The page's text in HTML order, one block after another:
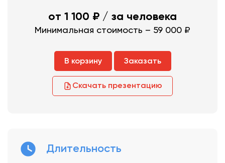
от 1 100 ₽ / за человека
Минимальная стоимость – 59 000 ₽
В корзину Заказать
Скачать презентацию
Длительность